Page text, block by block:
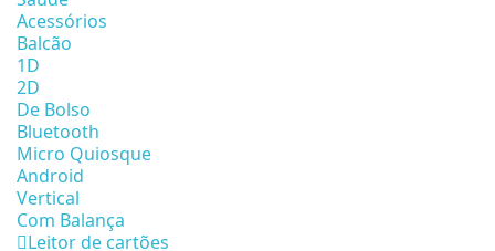
Acessórios
Balcão
1D
2D
De Bolso
Bluetooth
Micro Quiosque
Android
Vertical
Com Balança
Leitor de cartões